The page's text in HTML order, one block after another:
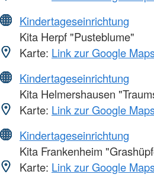
Kindertageseinrichtung
Kita Herpf "Pusteblume"
Karte: Link zur Google
Kindertageseinrichtung
Kita Helmershausen
Karte: Link zur Google
Kindertageseinrichtung
Kita Frankenheim
Karte: Link zur Google